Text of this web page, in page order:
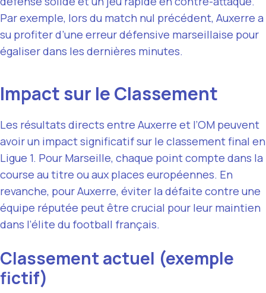
Par exemple, lors du match nul précédent, Auxerre a
su profiter d’une erreur défensive marseillaise pour
égaliser dans les dernières minutes.
Impact sur le Classement
Les résultats directs entre Auxerre et l’OM peuvent
avoir un impact significatif sur le classement final en
Ligue 1. Pour Marseille, chaque point compte dans la
course au titre ou aux places européennes. En
revanche, pour Auxerre, éviter la défaite contre une
équipe réputée peut être crucial pour leur maintien
dans l’élite du football français.
Classement actuel (exemple
fictif)